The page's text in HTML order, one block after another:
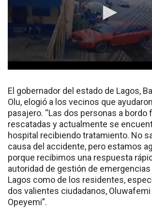
El gobernador del estado de Lagos,
Olu, elogió a los vecinos que
pasajero. “Las dos personas a bordo
rescatadas y actualmente se
hospital recibiendo tratamiento. No
causa del accidente, pero estamos
porque recibimos una respuesta
autoridad de gestión de
Lagos como de los residentes,
dos valientes ciudadanos, Oluwafemi
Opeyemi”.